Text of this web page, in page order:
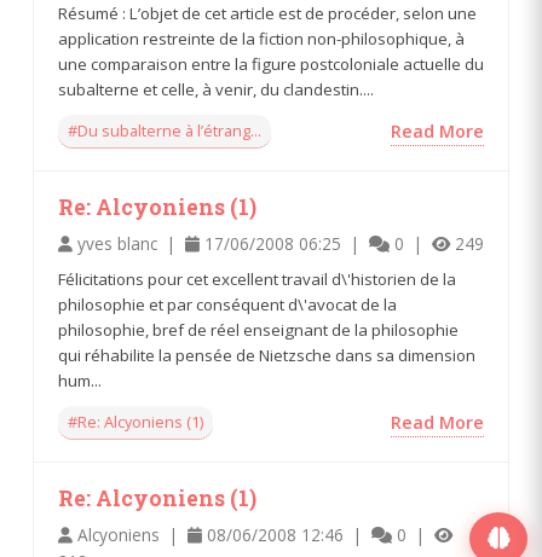
Résumé : L’objet de cet article est de procéder, selon une
application restreinte de la fiction non-philosophique, à
une comparaison entre la figure postcoloniale actuelle du
subalterne et celle, à venir, du clandestin....
#Du subalterne à l’étrang...
Read More
Re: Alcyoniens (1)
yves blanc | 17/06/2008 06:25 | 0 | 249
Félicitations pour cet excellent travail d\'historien de la
philosophie et par conséquent d\'avocat de la
philosophie, bref de réel enseignant de la philosophie
qui réhabilite la pensée de Nietzsche dans sa dimension
hum...
#Re: Alcyoniens (1)
Read More
Re: Alcyoniens (1)
Alcyoniens | 08/06/2008 12:46 |
0 |